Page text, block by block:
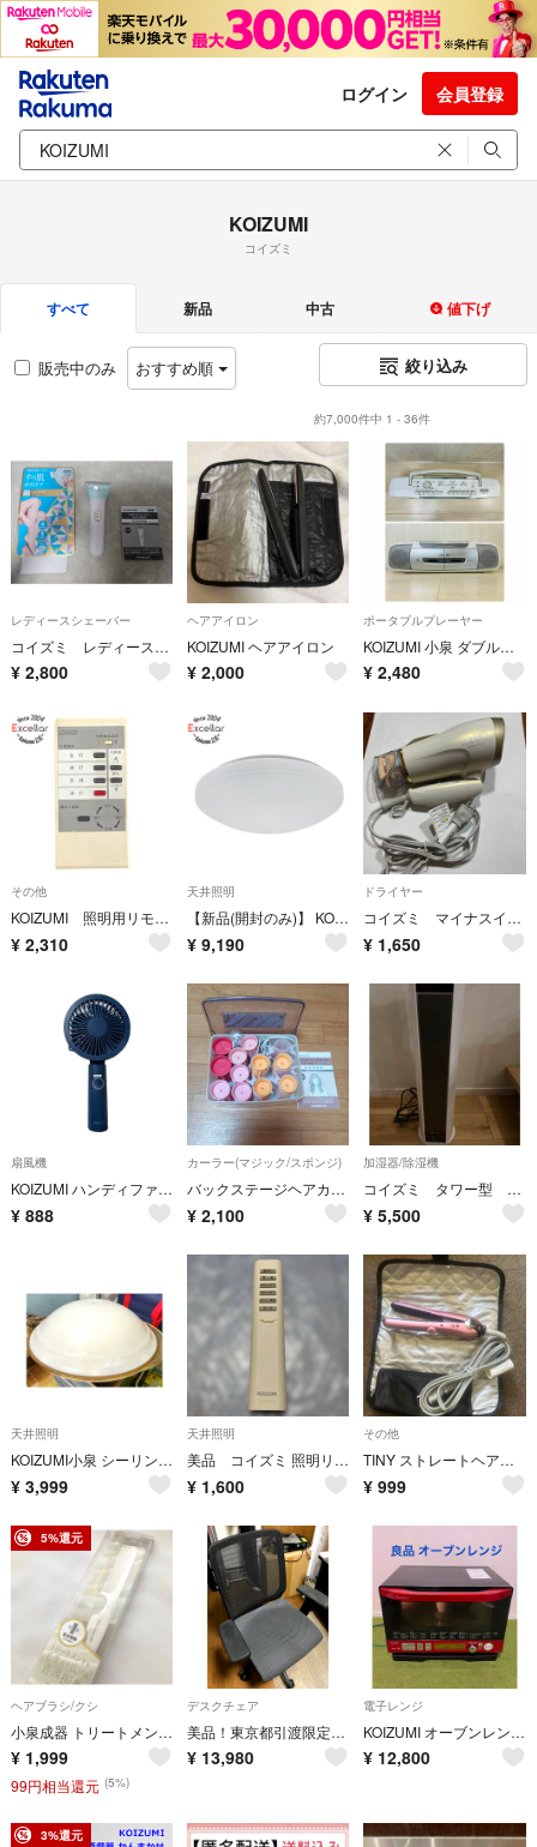
ログイン 会員登録
KOIZUMI
コイズミ
すべて 新品 中古 値下げ
販売中のみ おすすめ順 絞り込み
約7,000件中 1 - 36件
レディースシェーバー
コイズミ レディース ボディシェーバー USB充電式 防水
¥ 2,800
ヘアアイロン
KOIZUMI ヘアアイロン
¥ 2,000
ポータブルプレーヤー
KOIZUMI 小泉 ダブルラジカセ SAD-1232
¥ 2,480
その他
KOIZUMI 照明用リモコン AE-90339
¥ 2,310
天井照明
【新品(開封のみ)】 KOIZUMI LED小型シーリングライト BH15730
¥ 9,190
ドライヤー
コイズミ マイナスイオン ヘアドライヤー
¥ 1,650
扇風機
KOIZUMI ハンディファン KPF-0904 ブルー 首掛け ハンズフリー 携帯扇風機
¥ 888
カーラー(マジック/スポンジ)
バックステージヘアカーラー(カーラー11本)
¥ 2,100
加湿器/除湿機
コイズミ タワー型 加湿器
¥ 5,500
天井照明
KOIZUMI小泉 シーリングライト天井照明 AHN-42662 8～10畳用
¥ 3,999
天井照明
美品 コイズミ 照明リモコン シーリングライト AEE690125
¥ 1,600
その他
TINY ストレートヘアアイロン 本体
¥ 999
5%還元
ヘアブラシ/クシ
小泉成器 トリートメントコームKBE-3510/W 音波振動 未使用
¥ 1,999
99円相当還元 (5%)
デスクチェア
美品！東京都引渡限定■コイズミ オフィスチェア JG4 JG-43381BK いぼ痔対策効果大 メッシュ張り肘あり KOIZUMI
¥ 13,980
電子レンジ
KOIZUMI オーブンレンジ Gourmena KOR-1800/R
¥ 12,800
3%還元